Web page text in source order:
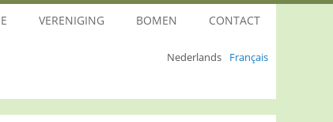
Nederlands Français
VERENIGING BOMEN CONTACT